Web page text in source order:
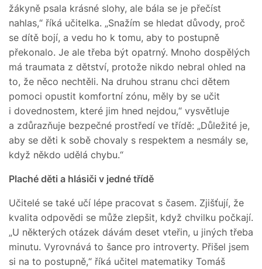
žákyně psala krásné slohy, ale bála se je přečíst
nahlas,“ říká učitelka. „Snažím se hledat důvody, proč
se dítě bojí, a vedu ho k tomu, aby to postupně
překonalo. Je ale třeba být opatrný. Mnoho dospělých
má traumata z dětství, protože nikdo nebral ohled na
to, že něco nechtěli. Na druhou stranu chci dětem
pomoci opustit komfortní zónu, měly by se učit
i dovednostem, které jim hned nejdou,“ vysvětluje
a zdůrazňuje bezpečné prostředí ve třídě: „Důležité je,
aby se děti k sobě chovaly s respektem a nesmály se,
když někdo udělá chybu.“
Plaché děti a hlásiči v jedné třídě
Učitelé se také učí lépe pracovat s časem. Zjišťují, že
kvalita odpovědi se může zlepšit, když chvilku počkají.
„U některých otázek dávám deset vteřin, u jiných třeba
minutu. Vyrovnává to šance pro introverty. Přišel jsem
si na to postupně,“ říká učitel matematiky Tomáš